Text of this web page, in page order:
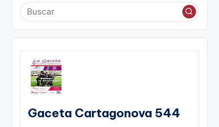
Gaceta Cartagonova 544